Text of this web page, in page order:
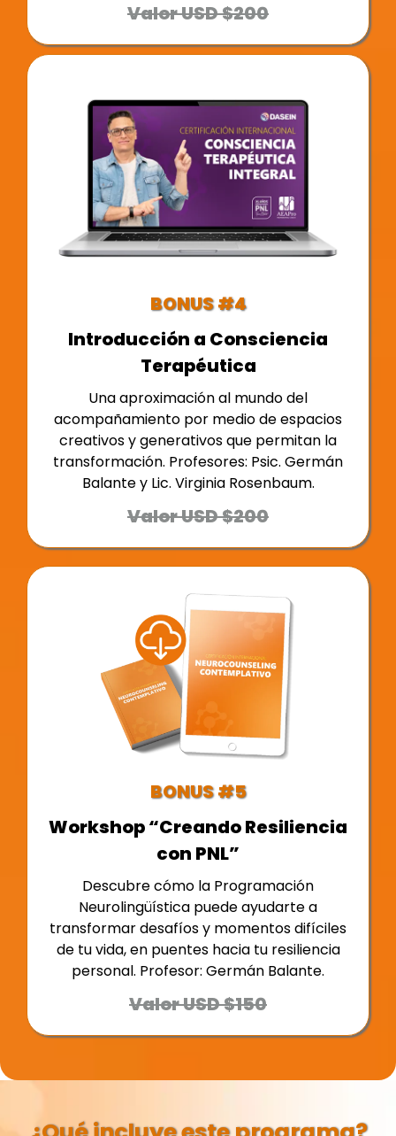
Valor USD $200
BONUS #4
Introducción a Consciencia
Terapéutica
Una aproximación al mundo del
acompañamiento por medio de espacios
creativos y generativos que permitan la
transformación. Profesores: Psic. Germán
Balante y Lic. Virginia Rosenbaum.
Valor USD $200
BONUS #5
Workshop “Creando Resiliencia
con PNL”
Descubre cómo la Programación
Neurolingüística puede ayudarte a
transformar desafíos y momentos difíciles
de tu vida, en puentes hacia tu resiliencia
personal. Profesor: Germán Balante.
Valor USD $150